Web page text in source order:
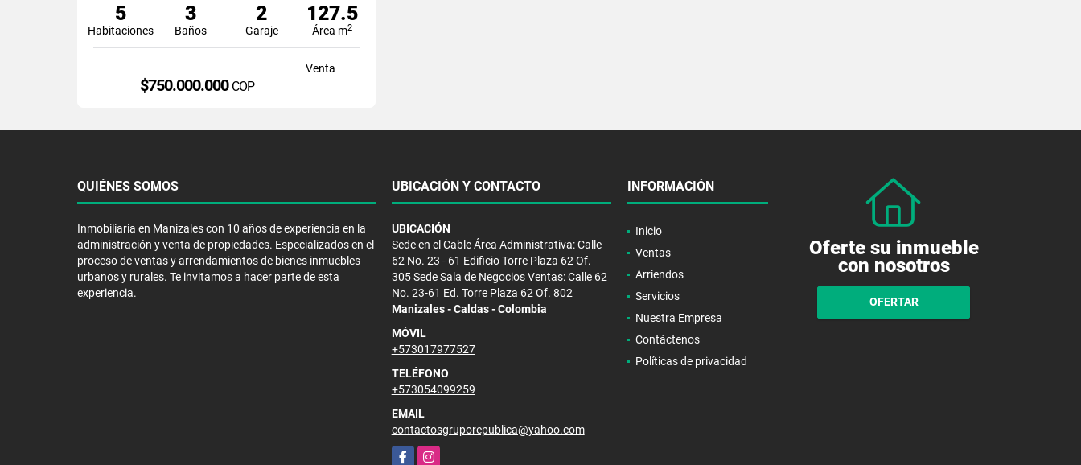
5
Habitaciones
3
Baños
2
Garaje
127.5
Área m2
Venta
$750.000.000 COP
QUIÉNES SOMOS
Inmobiliaria en Manizales con 10 años de experiencia en la
administración y venta de propiedades. Especializados en el
proceso de ventas y arrendamientos de bienes inmuebles
urbanos y rurales. Te invitamos a hacer parte de esta
experiencia.
UBICACIÓN Y CONTACTO
UBICACIÓN
Sede en el Cable Área Administrativa: Calle
62 No. 23 - 61 Edificio Torre Plaza 62 Of.
305 Sede Sala de Negocios Ventas: Calle 62
No. 23-61 Ed. Torre Plaza 62 Of. 802
Manizales - Caldas - Colombia
MÓVIL
+573017977527
TELÉFONO
+573054099259
EMAIL
contactosgruporepublica@yahoo.com
FacebookInstagram
INFORMACIÓN
Inicio
Ventas
Arriendos
Servicios
Nuestra Empresa
Contáctenos
Políticas de privacidad
Oferte su inmueble
con nosotros
OFERTAR